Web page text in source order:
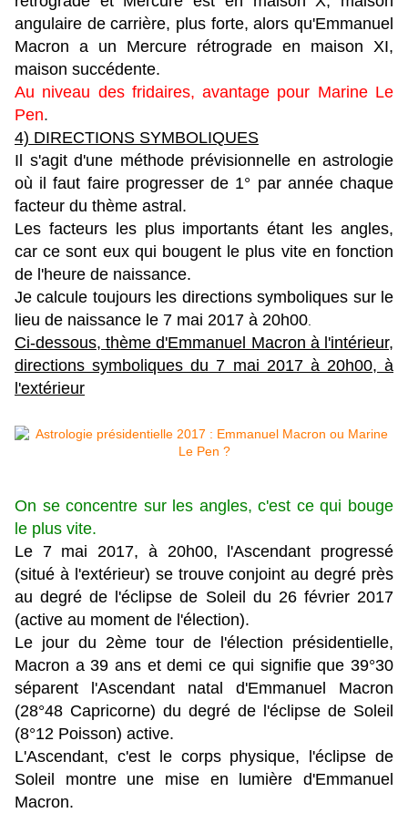
angulaire de carrière, plus forte, alors qu'Emmanuel
Macron a un Mercure rétrograde en maison XI,
maison succédente.
Au niveau des fridaires, avantage pour Marine Le
Pen.
4) DIRECTIONS SYMBOLIQUES
Il s'agit d'une méthode prévisionnelle en astrologie
où il faut faire progresser de 1° par année chaque
facteur du thème astral.
Les facteurs les plus importants étant les angles,
car ce sont eux qui bougent le plus vite en fonction
de l'heure de naissance.
Je calcule toujours les directions symboliques sur le
lieu de naissance le 7 mai 2017 à 20h00
Ci-dessous, thème d'Emmanuel Macron à l'intérieur,
directions symboliques du 7 mai 2017 à 20h00, à
l'extérieur
On se concentre sur les angles, c'est ce qui bouge
le plus vite.
Le 7 mai 2017, à 20h00, l'Ascendant progressé
(situé à l'extérieur) se trouve conjoint au degré près
au degré de l'éclipse de Soleil du 26 février 2017
(active au moment de l'élection).
Le jour du 2ème tour de l'élection présidentielle,
Macron a 39 ans et demi ce qui signifie que 39°30
séparent l'Ascendant natal d'Emmanuel Macron
(28°48 Capricorne) du degré de l'éclipse de Soleil
(8°12 Poisson) active.
L'Ascendant, c'est le corps physique, l'éclipse de
Soleil montre une mise en lumière d'Emmanuel
Macron.